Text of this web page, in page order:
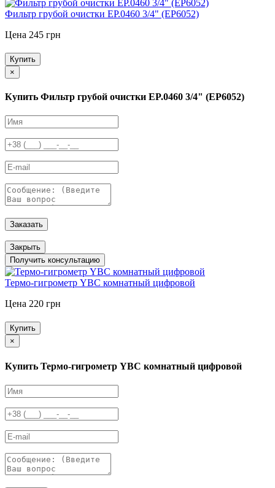
Фильтр грубой очистки EP.0460 3/4" (EP6052)
Цена 245 грн
Купить
×
Купить Фильтр грубой очистки EP.0460 3/4" (EP6052)
Заказать
Закрыть
Получить консультацию
Термо-гигрометр YBC комнатный цифровой
Цена 220 грн
Купить
×
Купить Термо-гигрометр YBC комнатный цифровой